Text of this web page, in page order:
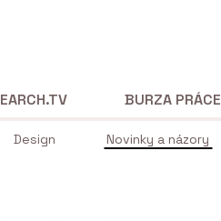
Design Novinky a názory
EARCH.TV BURZA PRÁCE